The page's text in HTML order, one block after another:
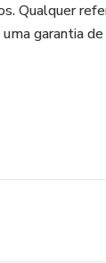
Qualquer
garantia